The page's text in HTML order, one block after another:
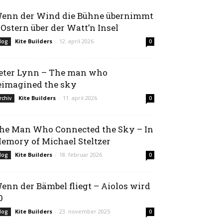
der Wind die Bühne übernimmt
über der Watt’n Insel
Kite Builders - 12. april 2026 0
Lynn – The man who
the sky
Kite Builders - 11. april 2026 0
Man Who Connected the Sky – In
of Michael Steltzer
Kite Builders - 18. februar 2026 0
der Bämbel fliegt – Aiolos wird
Kite Builders - 23. november 2025 0